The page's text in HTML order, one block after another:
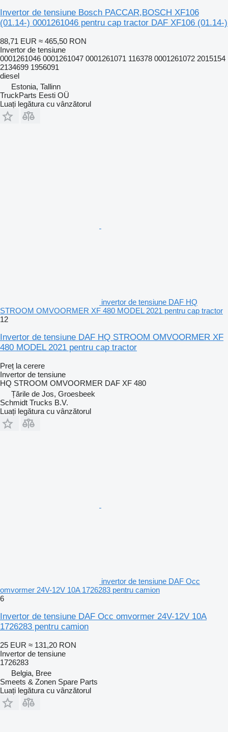
Invertor de tensiune Bosch PACCAR,BOSCH XF106
(01.14-) 0001261046 pentru cap tractor DAF XF106 (01.14-)
88,71 EUR ≈ 465,50 RON
Invertor de tensiune
0001261046 0001261047 0001261071 116378 0001261072 2015154
2134699 1956091
diesel
Estonia, Tallinn
TruckParts Eesti OÜ
Luați legătura cu vânzătorul
invertor de tensiune DAF HQ
STROOM OMVOORMER XF 480 MODEL 2021 pentru cap tractor
12
Invertor de tensiune DAF HQ STROOM OMVOORMER XF
480 MODEL 2021 pentru cap tractor
Preț la cerere
Invertor de tensiune
HQ STROOM OMVOORMER DAF XF 480
Țările de Jos, Groesbeek
Schmidt Trucks B.V.
Luați legătura cu vânzătorul
invertor de tensiune DAF Occ
omvormer 24V-12V 10A 1726283 pentru camion
6
Invertor de tensiune DAF Occ omvormer 24V-12V 10A
1726283 pentru camion
25 EUR ≈ 131,20 RON
Invertor de tensiune
1726283
Belgia, Bree
Smeets & Zonen Spare Parts
Luați legătura cu vânzătorul